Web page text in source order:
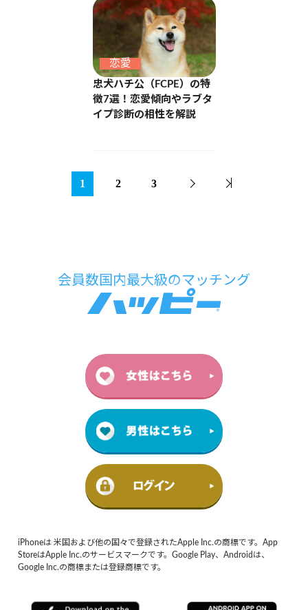
恋愛
忠犬ハチ公（FCPE）の特
徴7選！恋愛傾向やラブタ
イプ診断の相性を解説
1 2 3
iPhoneは 米国および他の国々で登録されたApple Inc.の商標です。App
StoreはApple Inc.のサービスマークです。Google Play、Androidは、
Google Inc.の商標または登録商標です。